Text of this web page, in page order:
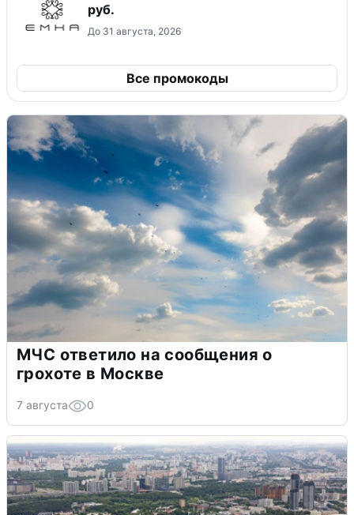
руб.
До 31 августа, 2026
Все промокоды
МЧС ответило на сообщения о
грохоте в Москве
7 августа 0